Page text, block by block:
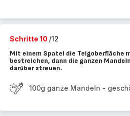
Schritte 10 /12
Mit einem Spatel die Teigoberfläche
bestreichen, dann die ganzen
darüber streuen.
100g ganze Mandeln -